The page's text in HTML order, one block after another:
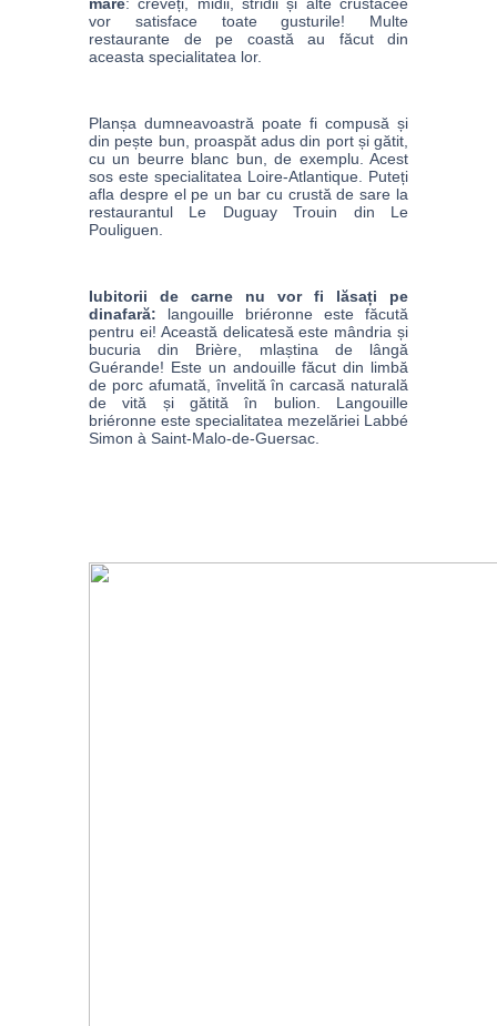
mare: creveți, midii, stridii și alte crustacee
vor satisface toate gusturile! Multe
restaurante de pe coastă au făcut din
aceasta specialitatea lor.
Planșa dumneavoastră poate fi compusă și
din pește bun, proaspăt adus din port și gătit,
cu un beurre blanc bun, de exemplu. Acest
sos este specialitatea Loire-Atlantique. Puteți
afla despre el pe un bar cu crustă de sare la
restaurantul Le Duguay Trouin din Le
Pouliguen.
Iubitorii de carne nu vor fi lăsați pe
dinafară: langouille briéronne este făcută
pentru ei! Această delicatesă este mândria și
bucuria din Brière, mlaștina de lângă
Guérande! Este un andouille făcut din limbă
de porc afumată, învelită în carcasă naturală
de vită și gătită în bulion. Langouille
briéronne este specialitatea mezelăriei Labbé
Simon à Saint-Malo-de-Guersac.